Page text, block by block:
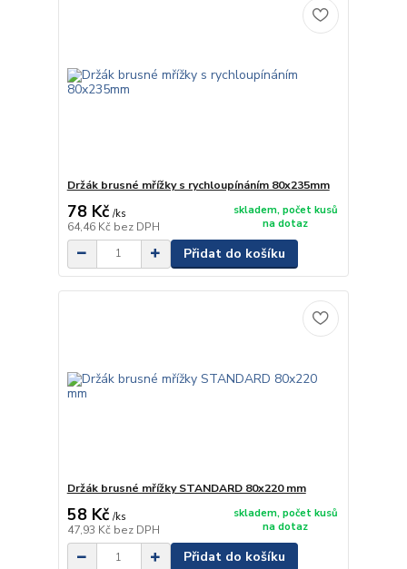
Držák brusné mřížky s rychloupínáním 80x235mm
78 Kč /ks
64,46 Kč bez DPH
skladem, počet kusů
na dotaz
Přidat do košíku
Držák brusné mřížky STANDARD 80x220 mm
58 Kč /ks
47,93 Kč bez DPH
skladem, počet kusů
na dotaz
Přidat do košíku